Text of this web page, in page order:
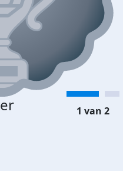
1 van 2